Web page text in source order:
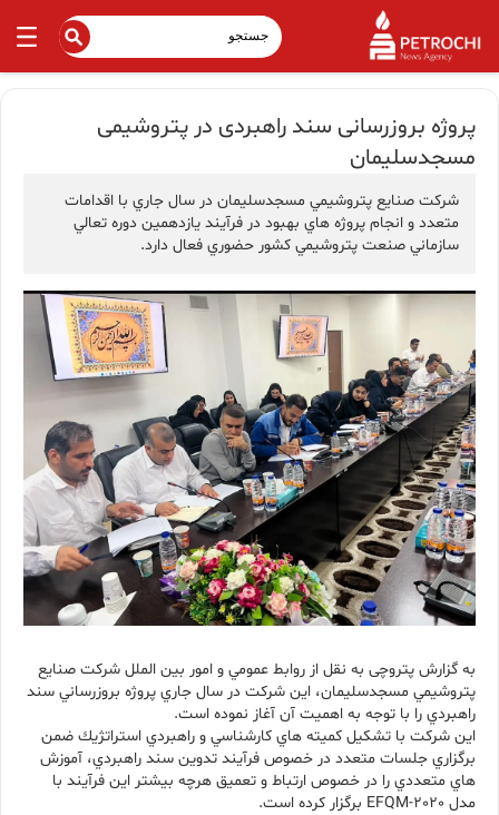
پروژه بروزرسانی سند راهبردی در پتروشیمی
مسجدسلیمان
شركت صنايع پتروشيمي مسجدسليمان در سال جاري با اقدامات
متعدد و انجام پروژه هاي بهبود در فرآيند يازدهمين دوره تعالي
سازماني صنعت پتروشيمي كشور حضوري فعال دارد.
به گزارش پتروچی به نقل از روابط عمومي و امور بين الملل شركت صنايع
پتروشيمي مسجدسليمان، اين شركت در سال جاري پروژه بروزرساني سند
راهبردي را با توجه به اهميت آن آغاز نموده است.
اين شركت با تشكيل كميته هاي كارشناسي و راهبردي استراتژيك ضمن
برگزاري جلسات متعدد در خصوص فرآيند تدوين سند راهبردي، آموزش
هاي متعددي را در خصوص ارتباط و تعميق هرچه بيشتر اين فرآيند با
مدل EFQM-2020 برگزار كرده است.